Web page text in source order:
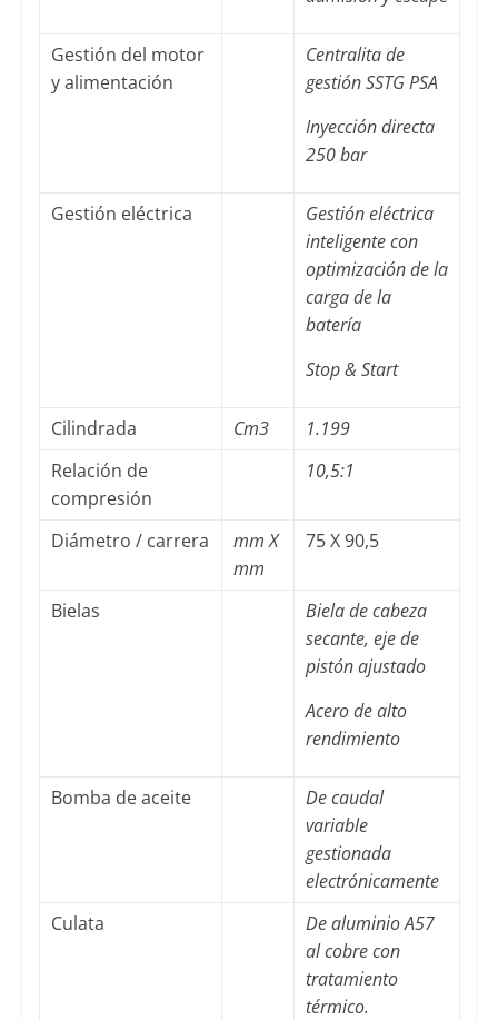
Gestión del motor
y alimentación
Centralita de
gestión SSTG PSA
Inyección directa
250 bar
Gestión eléctrica
Gestión eléctrica
inteligente con
optimización de la
carga de la
batería
Stop & Start
Cilindrada Cm3
1.199
Relación de
compresión
10,5:1
Diámetro / carrera
mm X
mm
75 X 90,5
Bielas
Biela de cabeza
secante, eje de
pistón ajustado
Acero de alto
rendimiento
Bomba de aceite
De caudal
variable
gestionada
electrónicamente
Culata
De aluminio A57
al cobre con
tratamiento
térmico.